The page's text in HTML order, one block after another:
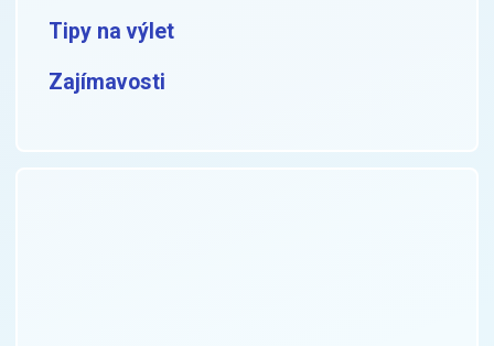
Tipy na výlet
Zajímavosti